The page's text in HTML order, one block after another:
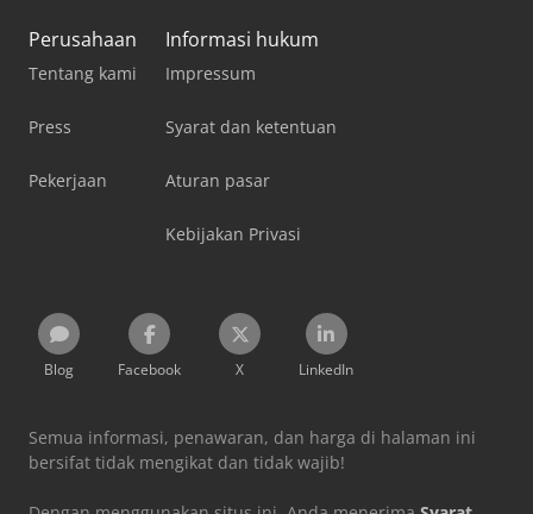
Perusahaan
Tentang kami
Press
Pekerjaan
Informasi hukum
Impressum
Syarat dan ketentuan
Aturan pasar
Kebijakan Privasi
Blog Facebook X LinkedIn
Semua informasi, penawaran, dan harga di halaman ini
bersifat tidak mengikat dan tidak wajib!